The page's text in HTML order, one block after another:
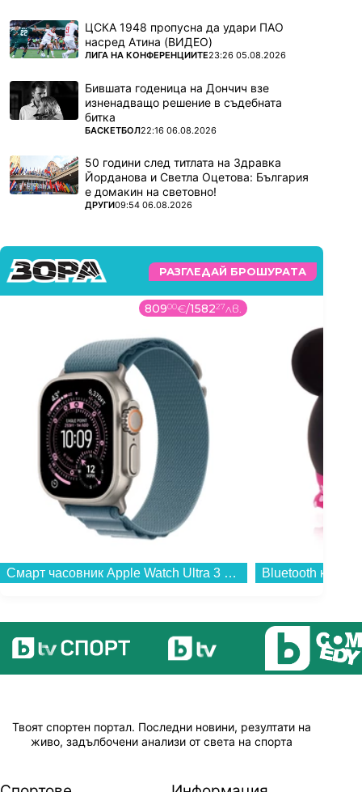
ЦСКА 1948 пропусна да удари ПАО
насред Атина (ВИДЕО)
ПОВЕЧЕ ОТ
ЛИГА НА КОНФЕРЕНЦИИТЕ23:26 05.08.2026
Бившата годеница на Дончич взе
изненадващо решение в съдебната
битка
ПОВЕЧЕ ОТ
БАСКЕТБОЛ22:16 06.08.2026
50 години след титлата на Здравка
Йорданова и Светла Оцетова: България
е домакин на световно!
ПОВЕЧЕ ОТ
ДРУГИ09:54 06.08.2026
РАЗГЛЕДАЙ БРОШУРАТА
80900€/158227лв.
Смарт часовник Apple Watch Ultra 3 49mm Nat/Blue Alpine Loop M mewm4 , 1.98...
Твоят спортен портал. Последни новини, резултати на
живо, задълбочени анализи от света на спорта